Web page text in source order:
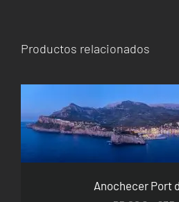
Productos relacionados
SELECCIONAR OPCIONESESTE
TIENE
LAS
/
Anochecer Port